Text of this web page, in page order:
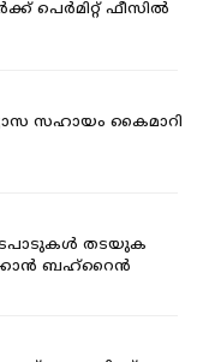
പെര്‍മിറ്റ് ഫീസില്‍
സഹായം കൈമാറി
തടയുക
ബഹ്റൈൻ